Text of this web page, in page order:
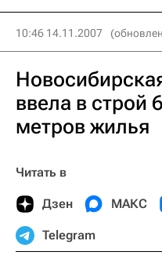
10:46 14.11.2007
ввела в строй
метров жилья
Читать в
Дзен МАКС
Telegram